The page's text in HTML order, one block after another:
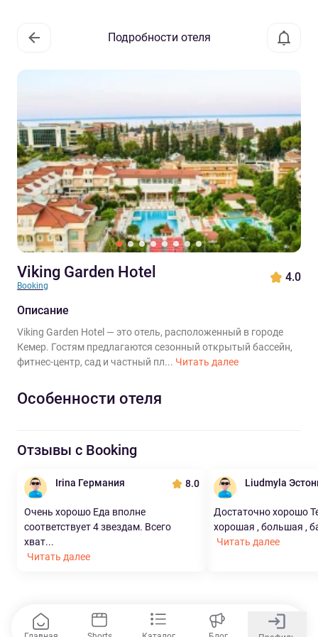
Подробности отеля
Viking Garden Hotel
Booking
4.0
Описание
Viking Garden Hotel — это отель, расположенный в городе
Кемер. Гостям предлагаются сезонный открытый бассейн,
фитнес-центр, сад и частный пл... Читать далее
Особенности отеля
Отзывы с Booking
Irina Германия 8.0
Очень хорошо Еда вполне
соответствует 4 звездам. Всего
хват...
Читать далее
Liudmyla
Достаточно хорошо
хорошая , большая ,
Читать далее